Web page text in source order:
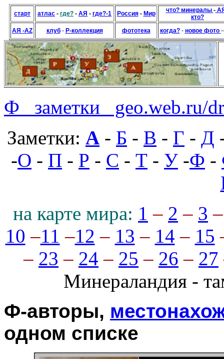
старт атлас - где? - АЯ - где?-1 Россия- Мир что? минералы -
кто?
АЯ -AZ
клуб- Р-коллекция фототека когда?- новое фото
Ф_ заметки_ geo.web.ru/
Заметки: А - Б - В - Г - Д
-О - П - Р - С - Т - У -Ф -
на карте мира: 1 – 2 – 3
10 –11 –12 – 13 – 14 – 15
– 23 – 24 – 25 – 26 – 27
Минераландия -
Ф-авторы,
одном списке